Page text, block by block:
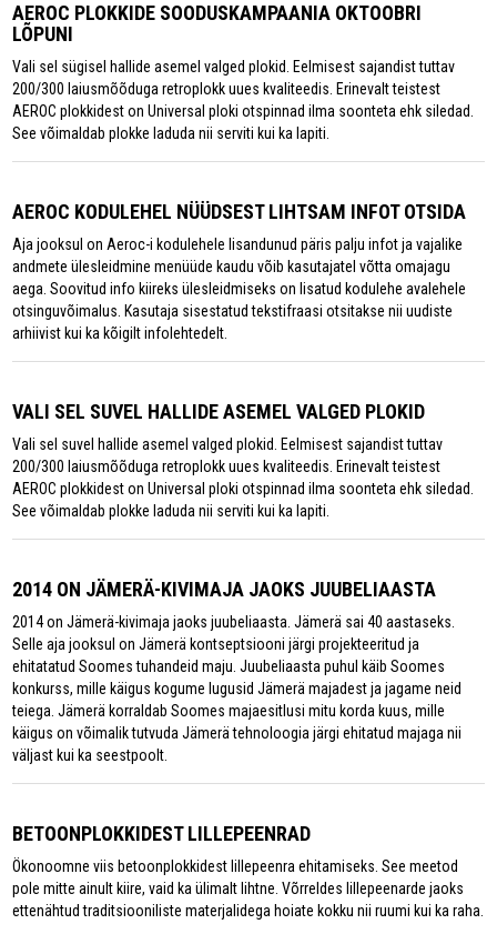
AEROC PLOKKIDE SOODUSKAMPAANIA OKTOOBRI
LÕPUNI
Vali sel sügisel hallide asemel valged plokid. Eelmisest sajandist tuttav
200/300 laiusmõõduga retroplokk uues kvaliteedis. Erinevalt teistest
AEROC plokkidest on Universal ploki otspinnad ilma soonteta ehk siledad.
See võimaldab plokke laduda nii serviti kui ka lapiti.
AEROC KODULEHEL NÜÜDSEST LIHTSAM INFOT OTSIDA
Aja jooksul on Aeroc-i kodulehele lisandunud päris palju infot ja vajalike
andmete ülesleidmine menüüde kaudu võib kasutajatel võtta omajagu
aega. Soovitud info kiireks ülesleidmiseks on lisatud kodulehe avalehele
otsinguvõimalus. Kasutaja sisestatud tekstifraasi otsitakse nii uudiste
arhiivist kui ka kõigilt infolehtedelt.
VALI SEL SUVEL HALLIDE ASEMEL VALGED PLOKID
Vali sel suvel hallide asemel valged plokid. Eelmisest sajandist tuttav
200/300 laiusmõõduga retroplokk uues kvaliteedis. Erinevalt teistest
AEROC plokkidest on Universal ploki otspinnad ilma soonteta ehk siledad.
See võimaldab plokke laduda nii serviti kui ka lapiti.
2014 ON JÄMERÄ-KIVIMAJA JAOKS JUUBELIAASTA
2014 on Jämerä-kivimaja jaoks juubeliaasta. Jämerä sai 40 aastaseks.
Selle aja jooksul on Jämerä kontseptsiooni järgi projekteeritud ja
ehitatatud Soomes tuhandeid maju. Juubeliaasta puhul käib Soomes
konkurss, mille käigus kogume lugusid Jämerä majadest ja jagame neid
teiega. Jämerä korraldab Soomes majaesitlusi mitu korda kuus, mille
käigus on võimalik tutvuda Jämerä tehnoloogia järgi ehitatud majaga nii
väljast kui ka seestpoolt.
BETOONPLOKKIDEST LILLEPEENRAD
Ökonoomne viis betoonplokkidest lillepeenra ehitamiseks. See meetod
pole mitte ainult kiire, vaid ka ülimalt lihtne. Võrreldes lillepeenarde jaoks
ettenähtud traditsiooniliste materjalidega hoiate kokku nii ruumi kui ka raha.